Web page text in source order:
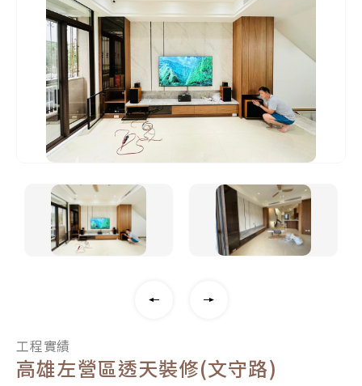
工程實績
高雄左營區透天裝修(文守路)